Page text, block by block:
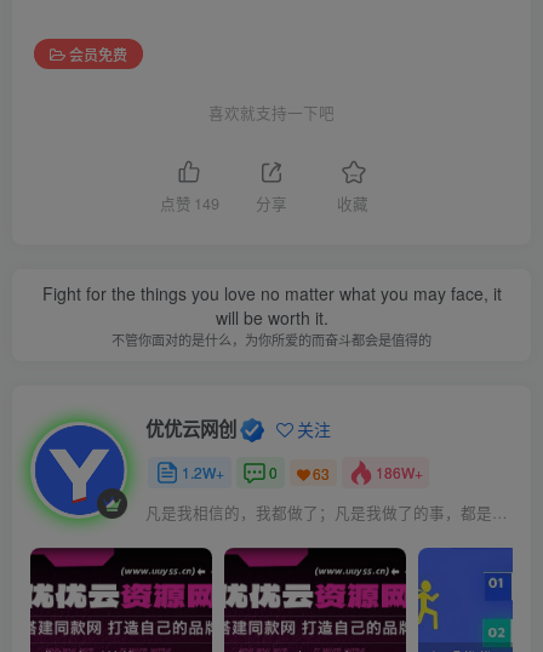
会员免费
喜欢就支持一下吧
点赞 149 分享 收藏
Fight for the things you love no matter what you may face, it
will be worth it.
不管你面对的是什么，为你所爱的而奋斗都会是值得的
优优云网创 关注
1.2W+ 0 63 186W+
凡是我相信的，我都做了；凡是我做了的事，都是全身心地投入去做的